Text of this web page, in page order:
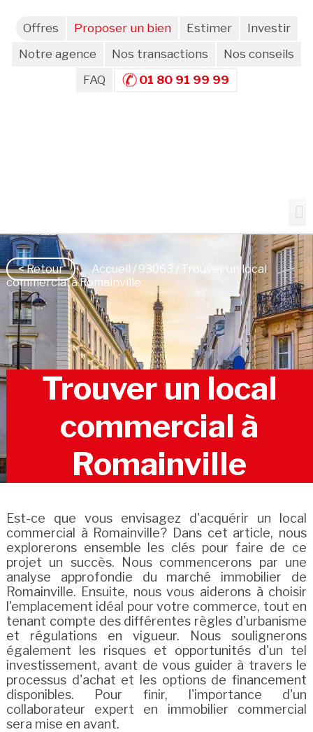
Offres Proposer un bien Estimer
Investir
Notre agence
Nos transactions
Nos conseils
FAQ
01 80 91 99 99
< Retour Accueil / 93063 / Trouver un local
commercial à Romainville
Trouver un local
commercial à
Romainville
Est-ce que vous envisagez d'acquérir un local
commercial à Romainville? Dans cet article, nous
explorerons ensemble les clés pour faire de ce
projet un succès. Nous commencerons par une
analyse approfondie du marché immobilier de
Romainville. Ensuite, nous vous aiderons à choisir
l'emplacement idéal pour votre commerce, tout en
tenant compte des différentes règles d'urbanisme
et régulations en vigueur. Nous soulignerons
également les risques et opportunités d'un tel
investissement, avant de vous guider à travers le
processus d'achat et les options de financement
disponibles. Pour finir, l'importance d'un
collaborateur expert en immobilier commercial
sera mise en avant.